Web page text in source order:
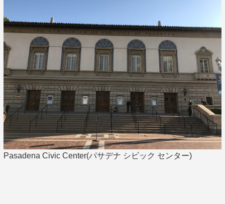
Pasadena Civic Center(パサデナ シビック センター)